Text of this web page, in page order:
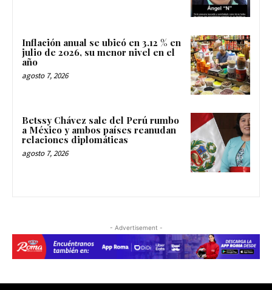
Inflación anual se ubicó en 3.12 % en
julio de 2026, su menor nivel en el
año
agosto 7, 2026
Betssy Chávez sale del Perú rumbo
a México y ambos países reanudan
relaciones diplomáticas
agosto 7, 2026
- Advertisement -